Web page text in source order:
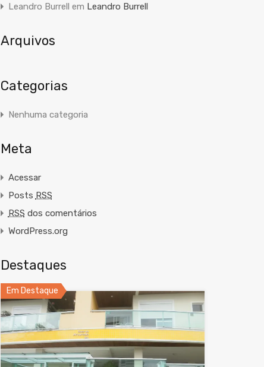
Leandro Burrell em Leandro Burrell
Arquivos
Categorias
Nenhuma categoria
Meta
Acessar
Posts RSS
RSS dos comentários
WordPress.org
Destaques
Em Destaque